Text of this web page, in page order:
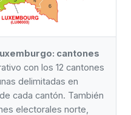
cantones
con los 12 cantones
delimitadas en
cada cantón. También
electorales norte,